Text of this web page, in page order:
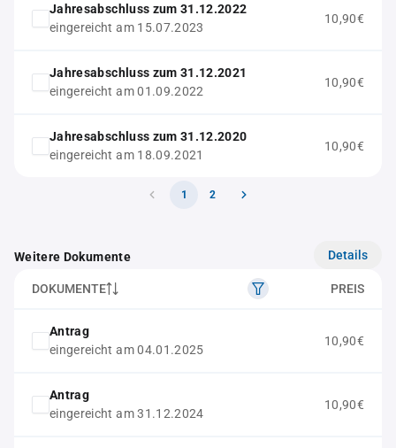
Jahresabschluss zum 31.12.2022
eingereicht am 15.07.2023
10,90€
Jahresabschluss zum 31.12.2021
eingereicht am 01.09.2022
10,90€
Jahresabschluss zum 31.12.2020
eingereicht am 18.09.2021
10,90€
1 2
Weitere Dokumente Details
DOKUMENTE PREIS
Antrag
eingereicht am 04.01.2025
10,90€
Antrag
eingereicht am 31.12.2024
10,90€